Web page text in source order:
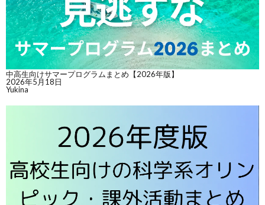
中高生向けサマープログラムまとめ【2026年版】
2026年5月18日
Yukina